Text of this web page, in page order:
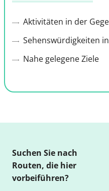
Aktivitäten in der
Sehenswürdigkeiten
Nahe gelegene Ziele
Suchen Sie nach
Routen, die hier
vorbeiführen?